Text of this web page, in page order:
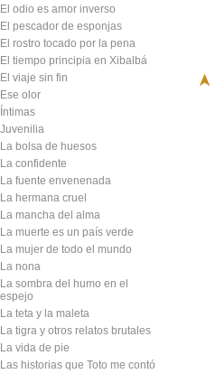
El odio es amor inverso
El pescador de esponjas
El rostro tocado por la pena
El tiempo principia en Xibalbá
El viaje sin fin
Ese olor
Íntimas
Juvenilia
La bolsa de huesos
La confidente
La fuente envenenada
La hermana cruel
La mancha del alma
La muerte es un país verde
La mujer de todo el mundo
La nona
La sombra del humo en el
espejo
La teta y la maleta
La tigra y otros relatos brutales
La vida de pie
Las historias que Toto me contó